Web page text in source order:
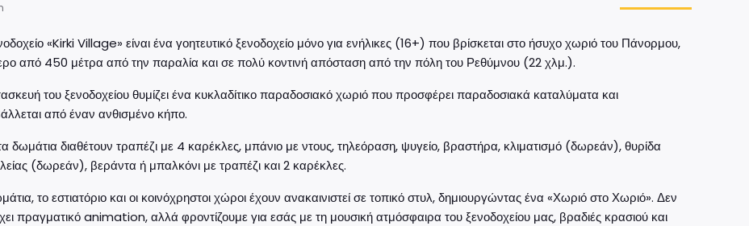
«Kirki Village» είναι ένα γοητευτικό ξενοδοχείο μόνο για ενήλικες (16+) που βρίσκεται στο ήσυχο χωριό του Πάνορμου,
από 450 μέτρα από την παραλία και σε πολύ κοντινή απόσταση από την πόλη του Ρεθύμνου (22 χλμ.).
του ξενοδοχείου θυμίζει ένα κυκλαδίτικο παραδοσιακό χωριό που προσφέρει παραδοσιακά καταλύματα και
από έναν ανθισμένο κήπο.
δωμάτια διαθέτουν τραπέζι με 4 καρέκλες, μπάνιο με ντους, τηλεόραση, ψυγείο, βραστήρα, κλιματισμό (δωρεάν), θυρίδα
(δωρεάν), βεράντα ή μπαλκόνι με τραπέζι και 2 καρέκλες.
το εστιατόριο και οι κοινόχρηστοι χώροι έχουν ανακαινιστεί σε τοπικό στυλ, δημιουργώντας ένα «Χωριό στο Χωριό». Δεν
πραγματικό animation, αλλά φροντίζουμε για εσάς με τη μουσική ατμόσφαιρα του ξενοδοχείου μας, βραδιές κρασιού και